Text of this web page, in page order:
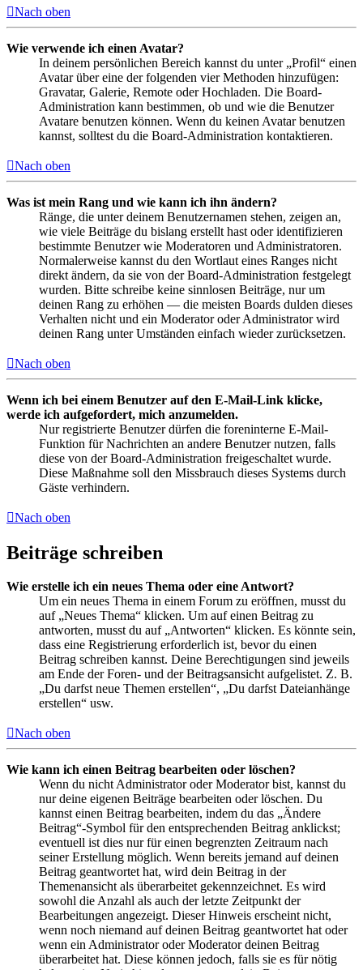
Nach oben
Wie verwende ich einen Avatar?
In deinem persönlichen Bereich kannst du unter „Profil“ einen
Avatar über eine der folgenden vier Methoden hinzufügen:
Gravatar, Galerie, Remote oder Hochladen. Die Board-
Administration kann bestimmen, ob und wie die Benutzer
Avatare benutzen können. Wenn du keinen Avatar benutzen
kannst, solltest du die Board-Administration kontaktieren.
Nach oben
Was ist mein Rang und wie kann ich ihn ändern?
Ränge, die unter deinem Benutzernamen stehen, zeigen an,
wie viele Beiträge du bislang erstellt hast oder identifizieren
bestimmte Benutzer wie Moderatoren und Administratoren.
Normalerweise kannst du den Wortlaut eines Ranges nicht
direkt ändern, da sie von der Board-Administration festgelegt
wurden. Bitte schreibe keine sinnlosen Beiträge, nur um
deinen Rang zu erhöhen — die meisten Boards dulden dieses
Verhalten nicht und ein Moderator oder Administrator wird
deinen Rang unter Umständen einfach wieder zurücksetzen.
Nach oben
Wenn ich bei einem Benutzer auf den E-Mail-Link klicke,
werde ich aufgefordert, mich anzumelden.
Nur registrierte Benutzer dürfen die foreninterne E-Mail-
Funktion für Nachrichten an andere Benutzer nutzen, falls
diese von der Board-Administration freigeschaltet wurde.
Diese Maßnahme soll den Missbrauch dieses Systems durch
Gäste verhindern.
Nach oben
Beiträge schreiben
Wie erstelle ich ein neues Thema oder eine Antwort?
Um ein neues Thema in einem Forum zu eröffnen, musst du
auf „Neues Thema“ klicken. Um auf einen Beitrag zu
antworten, musst du auf „Antworten“ klicken. Es könnte sein,
dass eine Registrierung erforderlich ist, bevor du einen
Beitrag schreiben kannst. Deine Berechtigungen sind jeweils
am Ende der Foren- und der Beitragsansicht aufgelistet. Z. B.
„Du darfst neue Themen erstellen“, „Du darfst Dateianhänge
erstellen“ usw.
Nach oben
Wie kann ich einen Beitrag bearbeiten oder löschen?
Wenn du nicht Administrator oder Moderator bist, kannst du
nur deine eigenen Beiträge bearbeiten oder löschen. Du
kannst einen Beitrag bearbeiten, indem du das „Ändere
Beitrag“-Symbol für den entsprechenden Beitrag anklickst;
eventuell ist dies nur für einen begrenzten Zeitraum nach
seiner Erstellung möglich. Wenn bereits jemand auf deinen
Beitrag geantwortet hat, wird dein Beitrag in der
Themenansicht als überarbeitet gekennzeichnet. Es wird
sowohl die Anzahl als auch der letzte Zeitpunkt der
Bearbeitungen angezeigt. Dieser Hinweis erscheint nicht,
wenn noch niemand auf deinen Beitrag geantwortet hat oder
wenn ein Administrator oder Moderator deinen Beitrag
überarbeitet hat. Diese können jedoch, falls sie es für nötig